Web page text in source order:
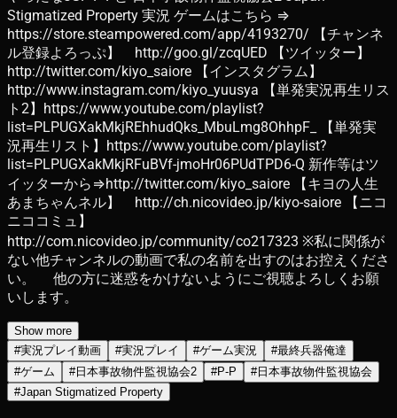
Stigmatized Property 実況 ゲームはこちら ⇒
https://store.steampowered.com/app/4193270/ 【チャンネ
ル登録よろっぷ】 http://goo.gl/zcqUED 【ツイッター】
http://twitter.com/kiyo_saiore 【インスタグラム】
http://www.instagram.com/kiyo_yuusya 【単発実況再生リス
ト2】https://www.youtube.com/playlist?
list=PLPUGXakMkjREhhudQks_MbuLmg8OhhpF_ 【単発実
況再生リスト】https://www.youtube.com/playlist?
list=PLPUGXakMkjRFuBVf-jmoHr06PUdTPD6-Q 新作等はツ
イッターから⇒http://twitter.com/kiyo_saiore 【キヨの人生
あまちゃんネル】 http://ch.nicovideo.jp/kiyo-saiore 【ニコ
ニココミュ】
http://com.nicovideo.jp/community/co217323 ※私に関係が
ない他チャンネルの動画で私の名前を出すのはお控えくださ
い。 他の方に迷惑をかけないようにご視聴よろしくお願
いします。
Show more
#実況プレイ動画 #実況プレイ #ゲーム実況 #最終兵器俺達
#ゲーム #日本事故物件監視協会2 #P-P #日本事故物件監視協会
#Japan Stigmatized Property